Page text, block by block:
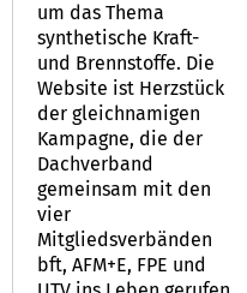
um das Thema
synthetische Kraft-
und Brennstoffe. Die
Website ist Herzstück
der gleichnamigen
Kampagne, die der
Dachverband
gemeinsam mit den
vier
Mitgliedsverbänden
bft, AFM+E, FPE und